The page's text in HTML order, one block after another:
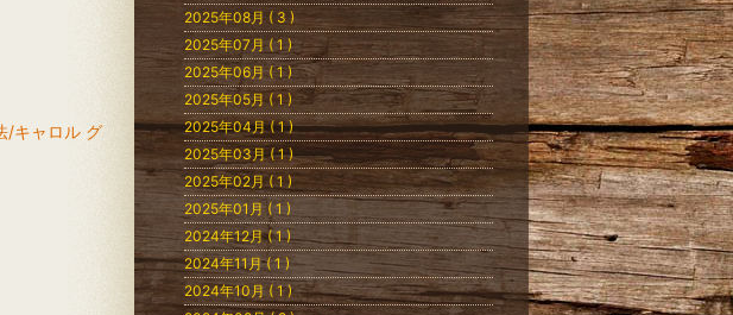
/キャロル グ
2025年08月 ( 3 )
2025年07月 ( 1 )
2025年06月 ( 1 )
2025年05月 ( 1 )
2025年04月 ( 1 )
2025年03月 ( 1 )
2025年02月 ( 1 )
2025年01月 ( 1 )
2024年12月 ( 1 )
2024年11月 ( 1 )
2024年10月 ( 1 )